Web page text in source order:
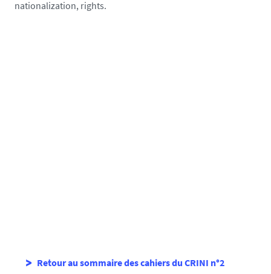
nationalization, rights.
Retour au sommaire des cahiers du CRINI n°2